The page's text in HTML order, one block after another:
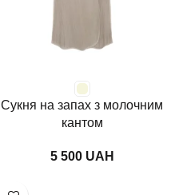
Сукня на запах з молочним
кантом
UAH